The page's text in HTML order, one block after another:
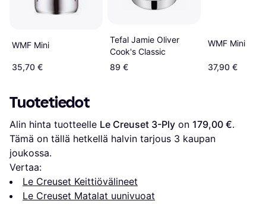
WMF Mini
35,70 €
Tefal Jamie Oliver
Cook's Classic
89 €
WMF Mini
37,90 €
Tuotetiedot
Alin hinta tuotteelle Le Creuset 3-Ply on 179,00 €.
Tämä on tällä hetkellä halvin tarjous 3 kaupan
joukossa.
Vertaa:
Le Creuset Keittiövälineet
Le Creuset Matalat uunivuoat